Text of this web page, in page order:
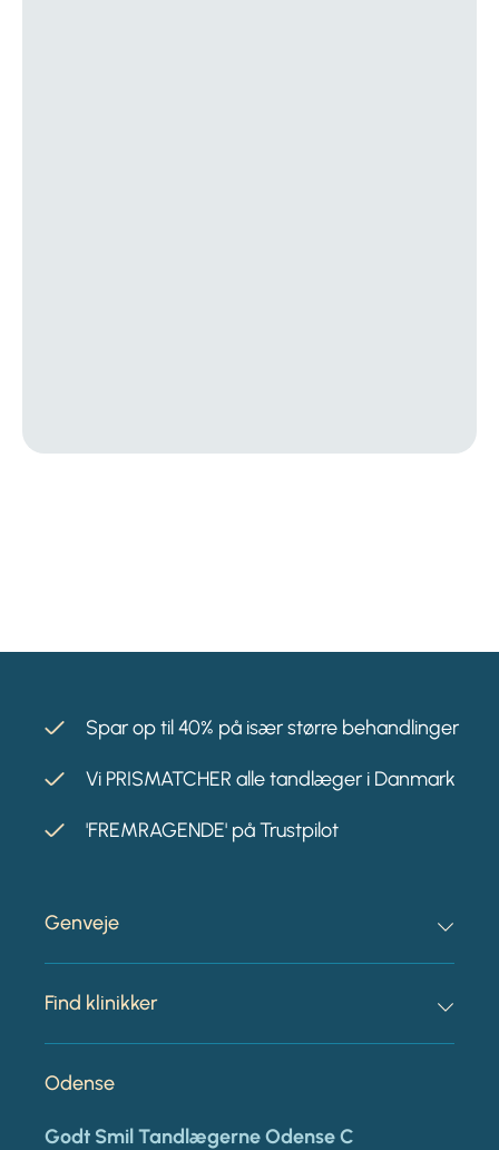
Spar op til 40% på især større behandlinger
Vi PRISMATCHER alle tandlæger i Danmark
'FREMRAGENDE' på Trustpilot
Genveje
Find klinikker
Odense
Godt Smil Tandlægerne Odense C